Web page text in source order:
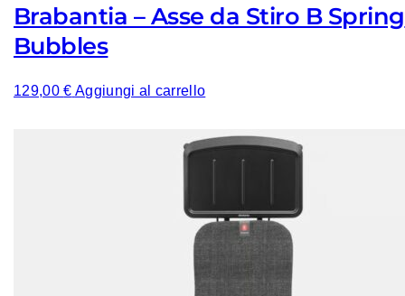
Brabantia – Asse da Stiro B Spring
Bubbles
129,00€ Aggiungi al carrello